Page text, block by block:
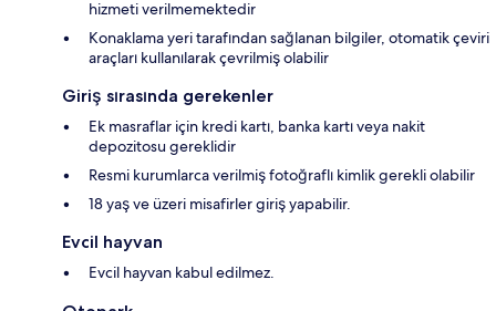
hizmeti verilmemektedir
Konaklama yeri tarafından sağlanan bilgiler, otomatik çeviri
araçları kullanılarak çevrilmiş olabilir
Giriş sırasında gerekenler
Ek masraflar için kredi kartı, banka kartı veya nakit
depozitosu gereklidir
Resmi kurumlarca verilmiş fotoğraflı kimlik gerekli olabilir
18 yaş ve üzeri misafirler giriş yapabilir.
Evcil hayvan
Evcil hayvan kabul edilmez.